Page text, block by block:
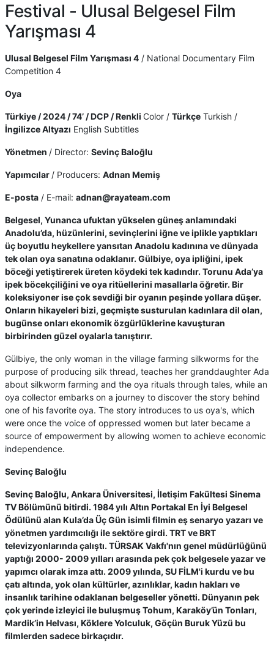
Festival - Ulusal Belgesel Film
Yarışması 4
Ulusal Belgesel Film Yarışması 4 / National Documentary Film
Competition 4
Oya
Türkiye / 2024 / 74’ / DCP / Renkli Color / Türkçe Turkish /
İngilizce Altyazı English Subtitles
Yönetmen / Director: Sevinç Baloğlu
Yapımcılar / Producers: Adnan Memiş
E-posta / E-mail: adnan@rayateam.com
Belgesel, Yunanca ufuktan yükselen güneş anlamındaki
Anadolu’da, hüzünlerini, sevinçlerini iğne ve iplikle yaptıkları
üç boyutlu heykellere yansıtan Anadolu kadınına ve dünyada
tek olan oya sanatına odaklanır. Gülbiye, oya ipliğini, ipek
böceği yetiştirerek üreten köydeki tek kadındır. Torunu Ada’ya
ipek böcekçiliğini ve oya ritüellerini masallarla öğretir. Bir
koleksiyoner ise çok sevdiği bir oyanın peşinde yollara düşer.
Onların hikayeleri bizi, geçmişte susturulan kadınlara dil olan,
bugünse onları ekonomik özgürlüklerine kavuşturan
birbirinden güzel oyalarla tanıştırır.
Gülbiye, the only woman in the village farming silkworms for the
purpose of producing silk thread, teaches her granddaughter Ada
about silkworm farming and the oya rituals through tales, while an
oya collector embarks on a journey to discover the story behind
one of his favorite oya. The story introduces to us oya's, which
were once the voice of oppressed women but later became a
source of empowerment by allowing women to achieve economic
independence.
Sevinç Baloğlu
Sevinç Baloğlu, Ankara Üniversitesi, İletişim Fakültesi Sinema
TV Bölümünü bitirdi. 1984 yılı Altın Portakal En İyi Belgesel
Ödülünü alan Kula’da Üç Gün isimli filmin eş senaryo yazarı ve
yönetmen yardımcılığı ile sektöre girdi. TRT ve BRT
televizyonlarında çalıştı. TÜRSAK Vakfı'nın genel müdürlüğünü
yaptığı 2000- 2009 yılları arasında pek çok belgesele yazar ve
yapımcı olarak imza attı. 2009 yılında, SU FİLM'i kurdu ve bu
çatı altında, yok olan kültürler, azınlıklar, kadın hakları ve
insanlık tarihine odaklanan belgeseller yönetti. Dünyanın pek
çok yerinde izleyici ile buluşmuş Tohum, Karaköy’ün Tonları,
Mardik’in Helvası, Köklere Yolculuk, Göçün Buruk Yüzü bu
filmlerden sadece birkaçıdır.